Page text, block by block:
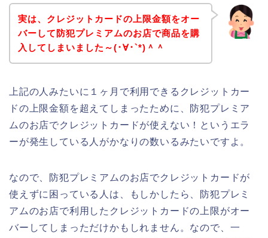
実は、クレジットカードの上限金額をオー
バーして防犯プレミアムのお店で商品を購
入してしまいました～(･∀･`*)＾＾
上記の人みたいに１ヶ月で利用できるクレジットカー
ドの上限金額を超えてしまったために、防犯プレミア
ムのお店でクレジットカードが使えない！というエラ
ーが発生している人がかなりの数いるみたいですよ。
なので、防犯プレミアムのお店でクレジットカードが
使えずに困っている人は、もしかしたら、防犯プレミ
アムのお店で利用したクレジットカードの上限がオー
バーしてしまっただけかもしれません。なので、一